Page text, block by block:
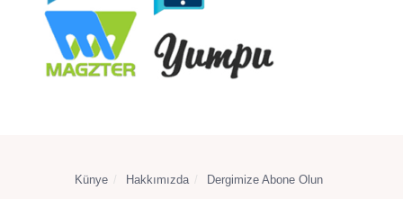
Künye Hakkımızda Dergimize Abone Olun